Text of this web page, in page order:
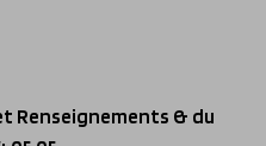
Renseignements & du